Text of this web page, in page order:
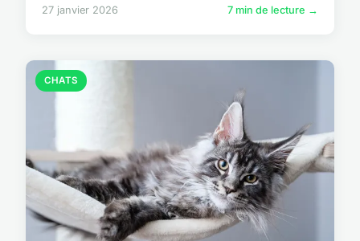
27 janvier 2026 7 min de lecture →
CHATS